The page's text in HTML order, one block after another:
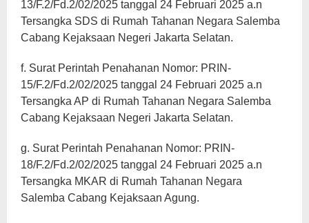
13/F.2/Fd.2/02/2025 tanggal 24 Februari 2025 a.n
Tersangka SDS di Rumah Tahanan Negara Salemba
Cabang Kejaksaan Negeri Jakarta Selatan.
f. Surat Perintah Penahanan Nomor: PRIN-
15/F.2/Fd.2/02/2025 tanggal 24 Februari 2025 a.n
Tersangka AP di Rumah Tahanan Negara Salemba
Cabang Kejaksaan Negeri Jakarta Selatan.
g. Surat Perintah Penahanan Nomor: PRIN-
18/F.2/Fd.2/02/2025 tanggal 24 Februari 2025 a.n
Tersangka MKAR di Rumah Tahanan Negara
Salemba Cabang Kejaksaan Agung.